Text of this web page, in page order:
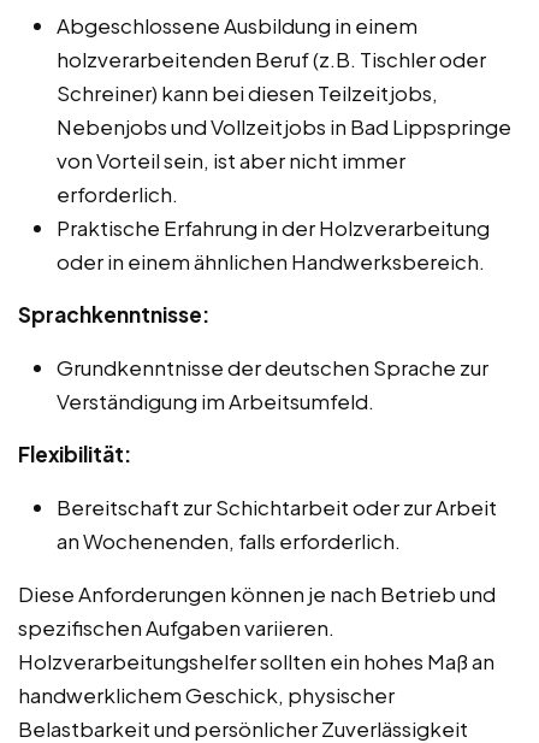
Abgeschlossene Ausbildung in einem
holzverarbeitenden Beruf (z.B. Tischler oder
Schreiner) kann bei diesen Teilzeitjobs,
Nebenjobs und Vollzeitjobs in Bad Lippspringe
von Vorteil sein, ist aber nicht immer
erforderlich.
Praktische Erfahrung in der Holzverarbeitung
oder in einem ähnlichen Handwerksbereich.
Sprachkenntnisse:
Grundkenntnisse der deutschen Sprache zur
Verständigung im Arbeitsumfeld.
Flexibilität:
Bereitschaft zur Schichtarbeit oder zur Arbeit
an Wochenenden, falls erforderlich.
Diese Anforderungen können je nach Betrieb und
spezifischen Aufgaben variieren.
Holzverarbeitungshelfer sollten ein hohes Maß an
handwerklichem Geschick, physischer
Belastbarkeit und persönlicher Zuverlässigkeit